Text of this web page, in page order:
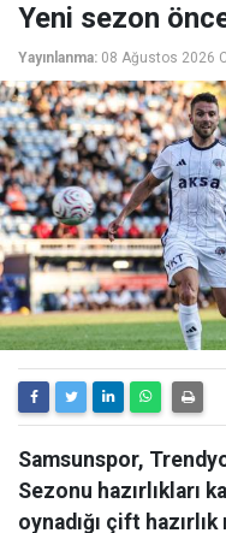
Yeni sezon
Yayınlanma: 08 Ağustos 2026
Samsunspor,
Sezonu hazırlıkları
oynadığı çift